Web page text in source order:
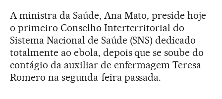
A ministra da Saúde, Ana Mato, preside hoje
o primeiro Conselho Interterritorial do
Sistema Nacional de Saúde (SNS) dedicado
totalmente ao ebola, depois que se soube do
contágio da auxiliar de enfermagem Teresa
Romero na segunda-feira passada.